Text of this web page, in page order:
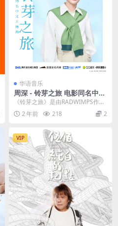
华语音乐
周深 - 铃芽之旅 电影同名中文
主题曲 2023 [24b/48kHz] [H
i-Res Flac 46.9MB]
《铃芽之旅》是由RADWIMPS作
曲，白夜、午上、袁天野中文填
词，周深演唱的一首...
2 年前 218 2
VIP